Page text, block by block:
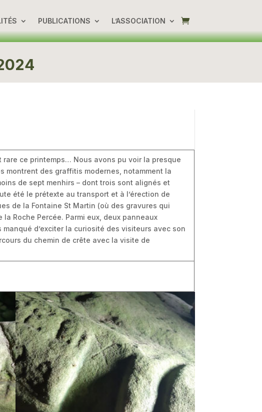
PUBLICATIONS L’ASSOCIATION
ce printemps… Nous avons pu voir la presque
montrent des graffitis modernes, notamment la
de sept menhirs – dont trois sont alignés et
été le prétexte au transport et à l’érection de
de la Fontaine St Martin (où des gravures qui
Roche Percée. Parmi eux, deux panneaux
d’exciter la curiosité des visiteurs avec son
du chemin de crête avec la visite de